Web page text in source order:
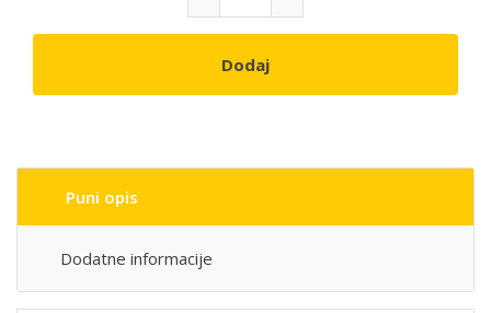
Dodaj
Puni opis
Dodatne informacije